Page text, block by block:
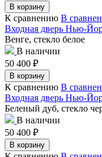
В корзину
К сравнению В
Входная дверь Нью-
Венге, стекло белое
В наличии
50 400 ₽
В корзину
К сравнению В
Входная дверь Нью-
Беленый дуб, стекло
В наличии
50 400 ₽
В корзину